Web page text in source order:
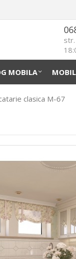
MOBILA
clasica M-67